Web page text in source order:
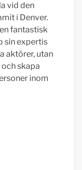
vid den
i Denver.
fantastisk
sin expertis
aktörer, utan
skapa
inom